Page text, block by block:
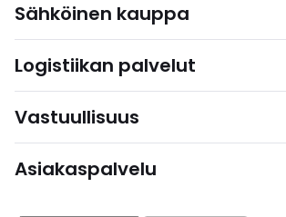
Sähköinen kauppa
Logistiikan palvelut
Vastuullisuus
Asiakaspalvelu